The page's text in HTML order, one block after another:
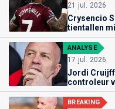
21 jul. 2026
Crysencio
tientallen
ANALYSE
17 jul. 2026
Jordi Cruijff
controleur
BREAKING